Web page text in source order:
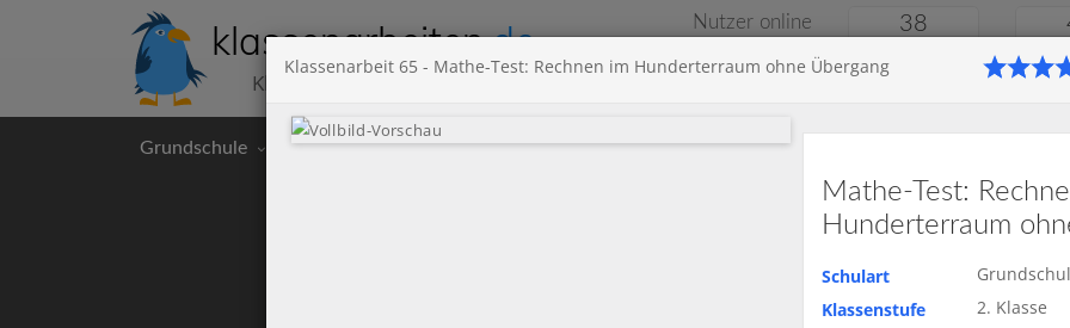
klassenarbeiten.de
Klassenarbeiten kostenlos
Nutzer online 38
Grundschule Hauptschule Realschule Gymnasium Gesamtschule
Klassenarbeit 65 - Mathe-Test: Rechnen im Hunderterraum ohne Übergang
Mathe-Test:
Hunderterraum
Schulart
Klassenstufe
2. Klasse